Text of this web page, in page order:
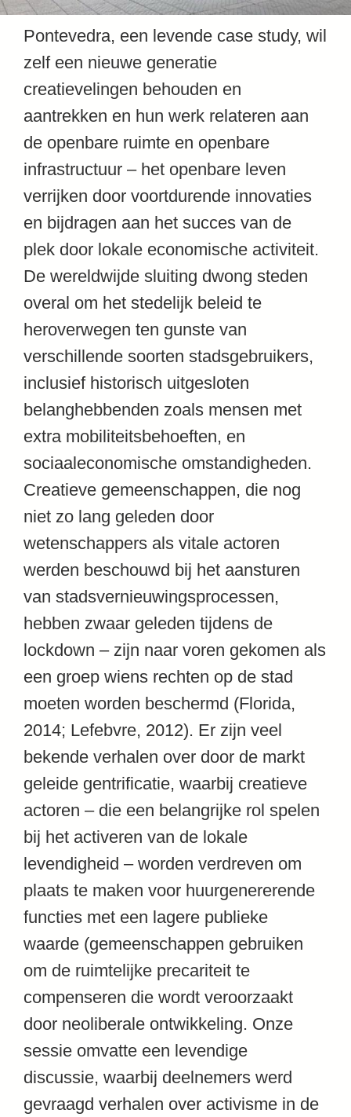
Pontevedra, een levende case study, wil
zelf een nieuwe generatie
creatievelingen behouden en
aantrekken en hun werk relateren aan
de openbare ruimte en openbare
infrastructuur – het openbare leven
verrijken door voortdurende innovaties
en bijdragen aan het succes van de
plek door lokale economische activiteit.
De wereldwijde sluiting dwong steden
overal om het stedelijk beleid te
heroverwegen ten gunste van
verschillende soorten stadsgebruikers,
inclusief historisch uitgesloten
belanghebbenden zoals mensen met
extra mobiliteitsbehoeften, en
sociaaleconomische omstandigheden.
Creatieve gemeenschappen, die nog
niet zo lang geleden door
wetenschappers als vitale actoren
werden beschouwd bij het aansturen
van stadsvernieuwingsprocessen,
hebben zwaar geleden tijdens de
lockdown – zijn naar voren gekomen als
een groep wiens rechten op de stad
moeten worden beschermd (Florida,
2014; Lefebvre, 2012). Er zijn veel
bekende verhalen over door de markt
geleide gentrificatie, waarbij creatieve
actoren – die een belangrijke rol spelen
bij het activeren van de lokale
levendigheid – worden verdreven om
plaats te maken voor huurgenererende
functies met een lagere publieke
waarde (gemeenschappen gebruiken
om de ruimtelijke precariteit te
compenseren die wordt veroorzaakt
door neoliberale ontwikkeling. Onze
sessie omvatte een levendige
discussie, waarbij deelnemers werd
gevraagd verhalen over activisme in de